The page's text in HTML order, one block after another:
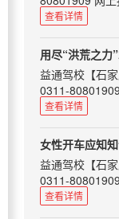
踩（平稳地）
件反射式地迅速
［变速杆］ 手
12分，从机动
证累计计分达到
第1步：驾驶
的，交管部门
机动车驾驶证。
第2步：驾驶员
的道路交通安
第3步：进行相
价比超高！
持有国际驾照
国际驾照在中
内驾驶机动车
“国际驾照并不
也可以说是一
警介绍，根据
际组织签发给
是为消除司机
求而遇到的障
约，所以，持
深圳交警介绍
西兰黄色版不能...
查看详情
用尽“洪荒之力
益通驾校 【石
0311-
人员和星级、
松学车，享受快
好不容易历经
要是一打开上
想到要一直丑
查看详情
女性开车应知
益通驾校 【石
0311-
人员和星级、
查看详情